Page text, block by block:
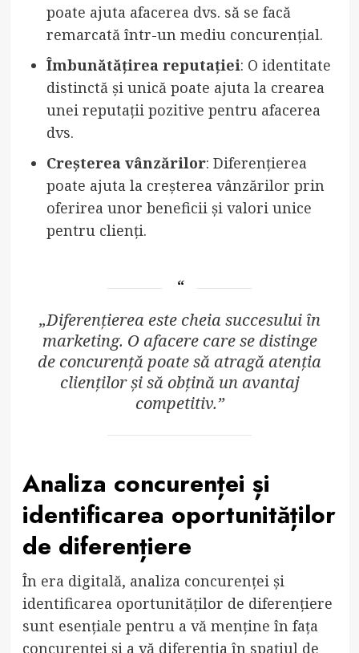
poate ajuta afacerea dvs. să se facă
remarcată într-un mediu concurențial.
Îmbunătățirea reputației: O identitate
distinctă și unică poate ajuta la crearea
unei reputații pozitive pentru afacerea
dvs.
Creșterea vânzărilor: Diferențierea
poate ajuta la creșterea vânzărilor prin
oferirea unor beneficii și valori unice
pentru clienți.
„Diferențierea este cheia succesului în
marketing. O afacere care se distinge
de concurență poate să atragă atenția
clienților și să obțină un avantaj
competitiv.”
Analiza concurenței și
identificarea oportunităților
de diferențiere
În era digitală, analiza concurenței și
identificarea oportunităților de diferențiere
sunt esențiale pentru a vă menține în fața
concurenței și a vă diferenția în spațiul de